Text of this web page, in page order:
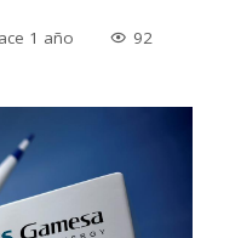
1 año 92